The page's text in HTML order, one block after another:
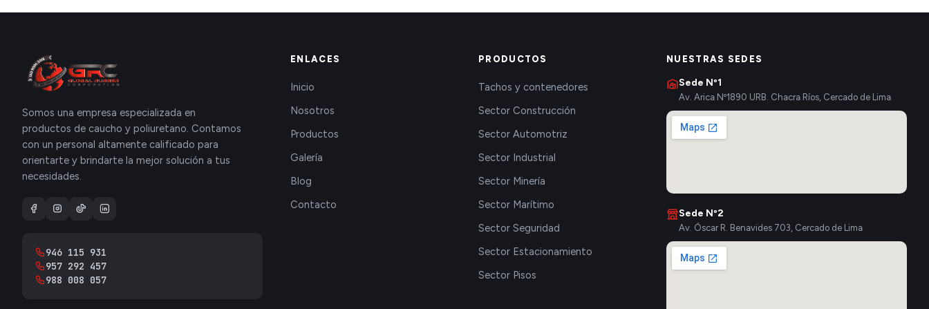
Somos una empresa especializada en
productos de caucho y poliuretano. Contamos
con un personal altamente calificado para
orientarte y brindarte la mejor solución a tus
necesidades.
946 115 931
957 292 457
988 008 057
ENLACES
Inicio
Nosotros
Productos
Galería
Blog
Contacto
PRODUCTOS
Tachos y contenedores
Sector Construcción
Sector Automotriz
Sector Industrial
Sector Minería
Sector Marítimo
Sector Seguridad
Sector Estacionamiento
Sector Pisos
NUESTRAS SEDES
Sede Nº1
Av. Arica Nº1890 URB. Chacra Ríos, Cercado de Lima
Sede Nº2
Av. Óscar R. Benavides 703, Cercado de Lima